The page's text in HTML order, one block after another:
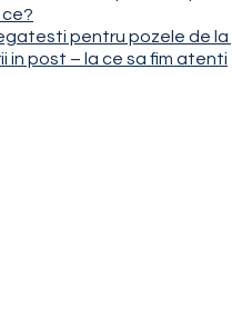
pentru pozele de la
in post – la ce sa fim atenti